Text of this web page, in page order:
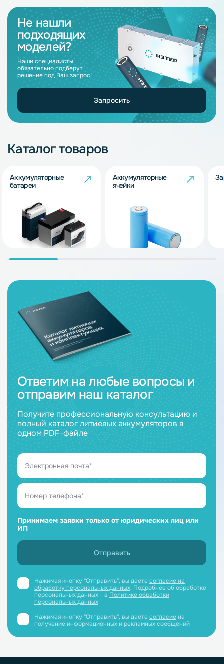
Не нашли
подходящих
моделей?
Наши специалисты
обязательно подберут
решение под Ваш запрос!
Запросить
Каталог товаров
Аккумуляторные
батареи
Аккумуляторные
ячейки
Ответим на любые вопросы и
отправим наш каталог
Получите профессиональную консультацию и
полный каталог литиевых аккумуляторов в
одном PDF-файле
Принимаем заявки только от юридических лиц или
ИП
Нажимая кнопку "Отправить", вы даетесогласие на
обработку персональных данных. Подробнее об обработке
персональных данных - в Политике обработки
персональных данных
Нажимая кнопку "Отправить", вы даетесогласиена
получение информационных и рекламных сообщений